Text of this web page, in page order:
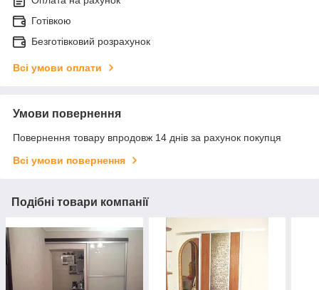
Готівкою
Безготівковий розрахунок
Всі умови оплати
Умови повернення
Повернення товару впродовж 14 днів за рахунок покупця
Всі умови повернення
Подібні товари компанії